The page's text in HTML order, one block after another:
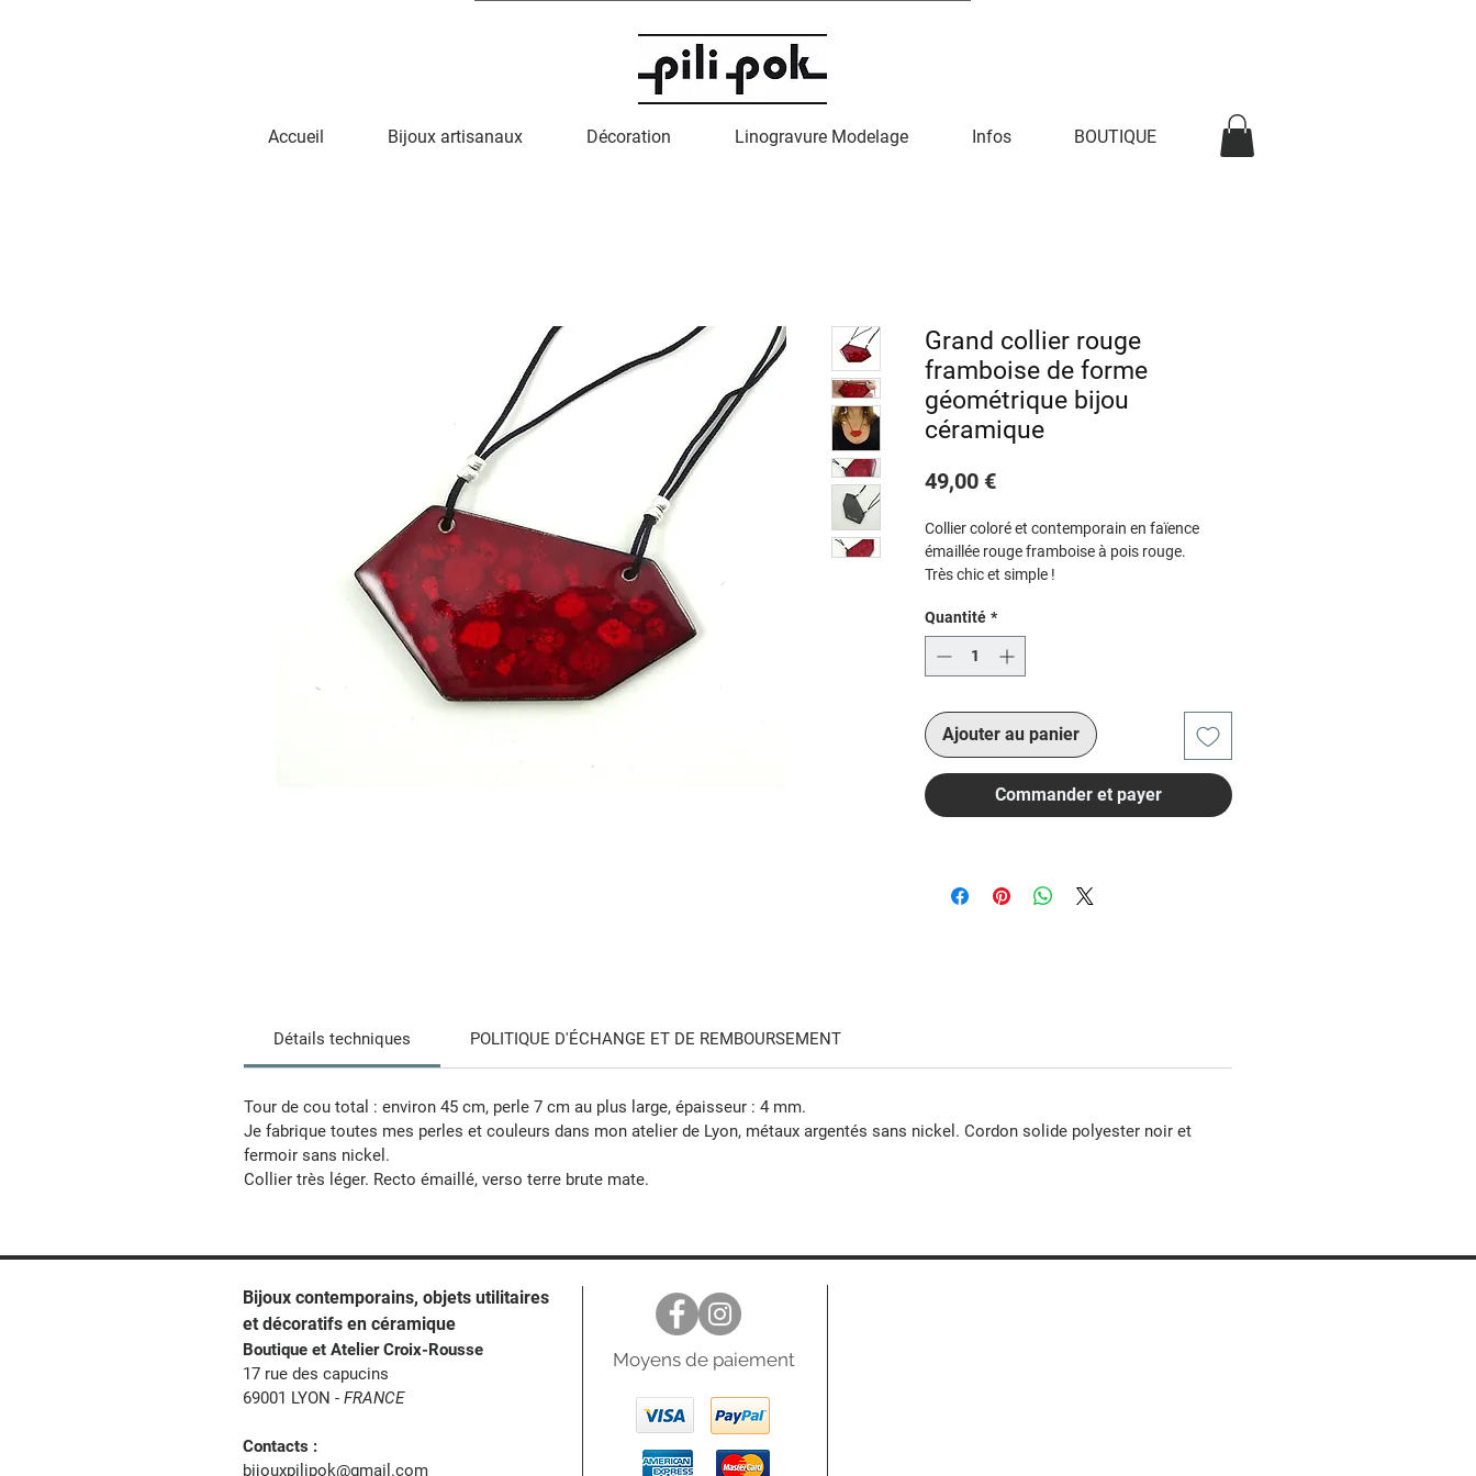
Accueil Bijoux artisanaux Décoration Linogravure Modelage Infos BOUTIQUE
Grand collier rouge
framboise de forme
géométrique bijou
céramique
49,00 €Prix
Collier coloré et contemporain en faïence
émaillée rouge framboise à pois rouge.
Très chic et simple !
Des boucles, bracelets et bagues assorties
Quantité *
Ajouter au panier
Commander et payer
Détails techniques POLITIQUE D'ÉCHANGE ET DE REMBOURSEMENT
Tour de cou total : environ 45 cm, perle 7 cm au plus large, épaisseur : 4 mm.
Je fabrique toutes mes perles et couleurs dans mon atelier de Lyon, métaux argentés sans nickel. Cordon solide polyester noir et
fermoir sans nickel.
Collier très léger. Recto émaillé, verso terre brute mate.
Bijoux contemporains, objets utilitaires
et décoratifs en céramique
Boutique et Atelier Croix-Rousse
17 rue des capucins
69001 LYON - FRANCE
Contacts :
bijouxpilipok@gmail.com
Moyens de paiement